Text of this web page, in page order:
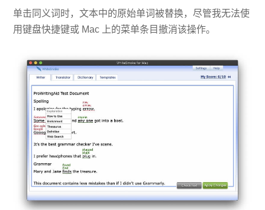
单击同义词时，文本中的原始单词被替换，尽管我无法使
用键盘快捷键或 Mac 上的菜单条目撤消该操作。